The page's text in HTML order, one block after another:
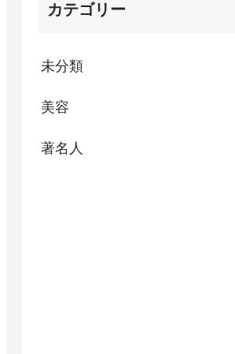
カテゴリー
未分類
美容
著名人